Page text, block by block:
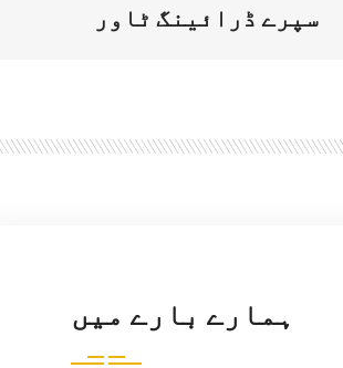
سپرے ڈرائینگ ٹاور
ہمارے بارے میں